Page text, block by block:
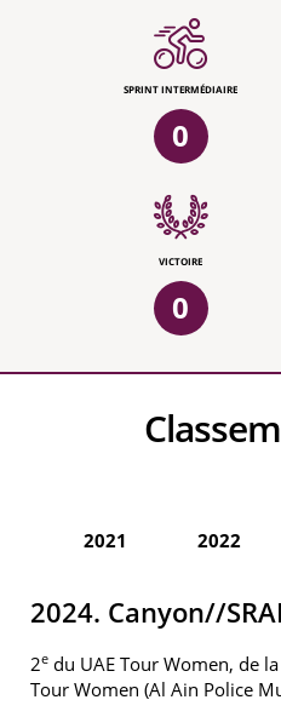
SPRINT INTERMÉDIAIRE
0
VICTOIRE
0
2021 2022
2024. Canyon//
2e du UAE Tour Women, de
Tour Women (Al Ain Police